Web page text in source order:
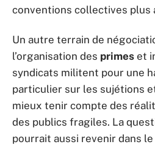
conventions collectives plus
Un autre terrain de
l’organisation des primes et
syndicats militent pour une
particulier sur les sujétions
mieux tenir compte des
des publics fragiles. La
pourrait aussi revenir dans